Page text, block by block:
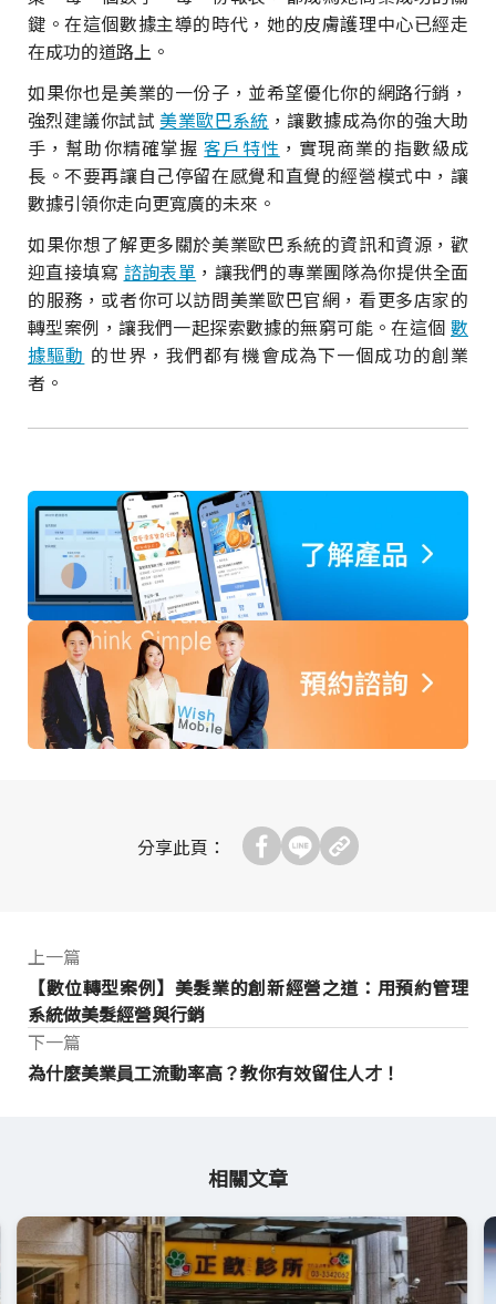
鍵。在這個數據主導的時代，她的皮膚護理中心已經走
在成功的道路上。
如果你也是美業的一份子，並希望優化你的網路行銷，
強烈建議你試試 美業歐巴系統 ，讓數據成為你的強大助
手，幫助你精確掌握客戶特性 ，實現商業的指數級成
長。不要再讓自己停留在感覺和直覺的經營模式中，讓
數據引領你走向更寬廣的未來。
如果你想了解更多關於美業歐巴系統的資訊和資源，歡
迎直接填寫 諮詢表單 ，讓我們的專業團隊為你提供全面
的服務，或者你可以訪問美業歐巴官網，看更多店家的
轉型案例，讓我們一起探索數據的無窮可能。在這個 數
據驅動 的世界，我們都有機會成為下一個成功的創業
者。
分享此頁：
上一篇
【數位轉型案例】美髮業的創新經營之道：用預約管理
系統做美髮經營與行銷
為什麼美業員工流動率高？教你有效留住人才！
下一篇
相關文章